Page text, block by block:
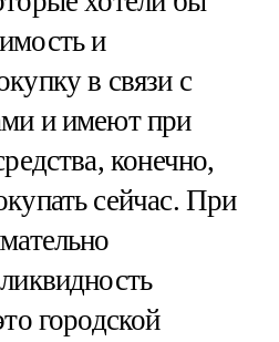
и
в связи с
и имеют при
конечно,
сейчас. При
городской